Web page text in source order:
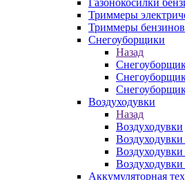
Газонокосилки
Триммеры
Триммеры
Снегоуборщики
Назад
Воздуходувки
Назад
Воздуходувки
Воздуходувки
Аккумуляторная